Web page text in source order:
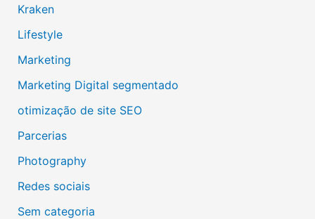
Kraken
Lifestyle
Marketing
Marketing Digital segmentado
otimização de site SEO
Parcerias
Photography
Redes sociais
Sem categoria